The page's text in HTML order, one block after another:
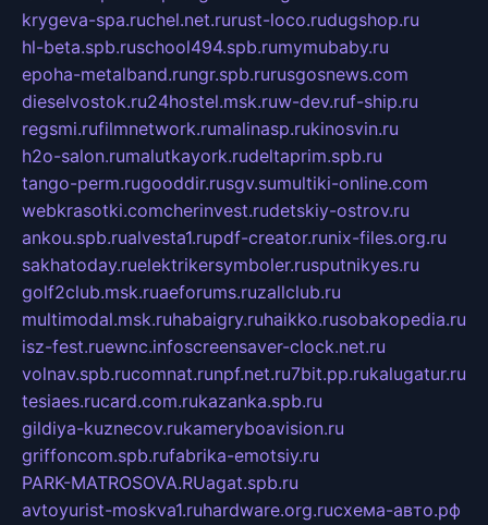
krygeva-spa.ruchel.net.rurust-loco.rudugshop.ru
hl-beta.spb.ruschool494.spb.rumymubaby.ru
epoha-metalband.rungr.spb.rurusgosnews.com
dieselvostok.ru24hostel.msk.ruw-dev.ruf-ship.ru
regsmi.rufilmnetwork.rumalinasp.rukinosvin.ru
h2o-salon.rumalutkayork.rudeltaprim.spb.ru
tango-perm.rugooddir.rusgv.sumultiki-online.com
webkrasotki.comcherinvest.rudetskiy-ostrov.ru
ankou.spb.rualvesta1.rupdf-creator.runix-files.org.ru
sakhatoday.ruelektrikersymboler.rusputnikyes.ru
golf2club.msk.ruaeforums.ruzallclub.ru
multimodal.msk.ruhabaigry.ruhaikko.rusobakopedia.ru
isz-fest.ruewnc.infoscreensaver-clock.net.ru
volnav.spb.rucomnat.runpf.net.ru7bit.pp.rukalugatur.ru
tesiaes.rucard.com.rukazanka.spb.ru
gildiya-kuznecov.rukameryboavision.ru
griffoncom.spb.rufabrika-emotsiy.ru
PARK-MATROSOVA.RUagat.spb.ru
avtoyurist-moskva1.ruhardware.org.ruсхема-авто.рф